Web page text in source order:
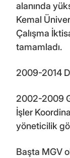
alanında
Kemal
Çalışma
tamamladı.
2009-2014
2002-2009
İşler
yöneticilik
Başta MGV